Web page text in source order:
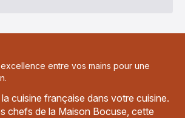
entre vos mains pour une
cuisine française dans votre cuisine.
chefs de la Maison Bocuse, cette